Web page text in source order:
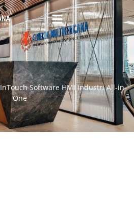
Software HMI Industri All-in-
One